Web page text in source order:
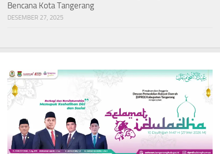
Bencana Kota Tangerang
DESEMBER 27, 2025